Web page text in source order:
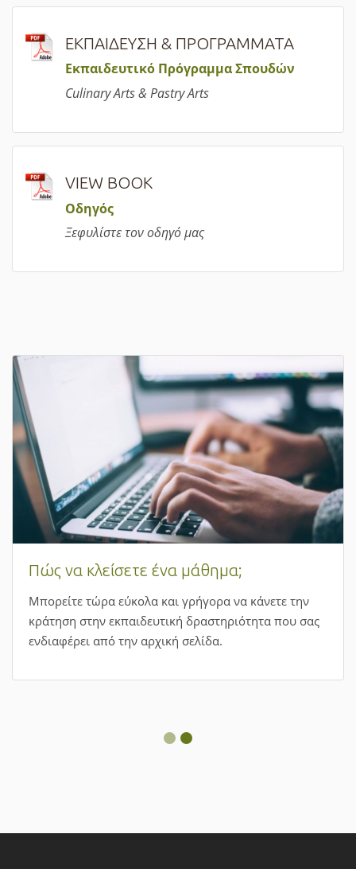
ΕΚΠΑΙΔΕΥΣΗ & ΠΡΟΓΡΑΜΜΑΤΑ
Εκπαιδευτικό Πρόγραμμα Σπουδών
Culinary Arts & Pastry Arts
VIEW BOOK
Οδηγός
Ξεφυλίστε τον οδηγό μας
Πώς να κλείσετε ένα μάθημα;
Μπορείτε τώρα εύκολα και γρήγορα να κάνετε την
κράτηση στην εκπαιδευτική δραστηριότητα που σας
ενδιαφέρει από την αρχική σελίδα.